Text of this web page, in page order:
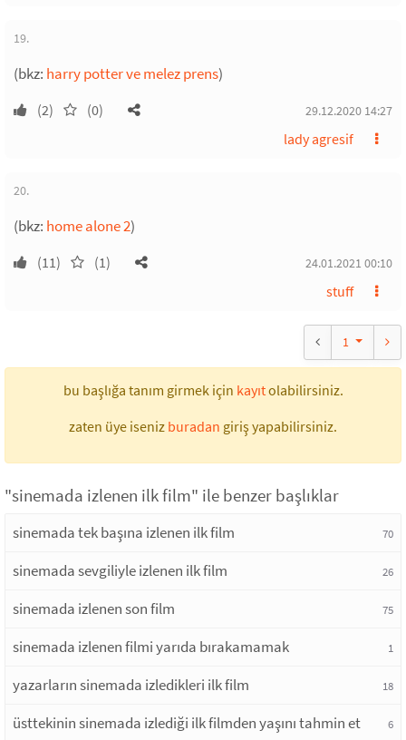
19.
(bkz: harry potter ve melez prens)
(2) (0) 29.12.2020 14:27
lady agresif
20.
(bkz: home alone 2)
(11) (1) 24.01.2021 00:10
stuff
1
bu başlığa tanım girmek için kayıtolabilirsiniz.
zaten üye iseniz buradan giriş yapabilirsiniz.
"sinemada izlenen ilk film" ile benzer başlıklar
sinemada tek başına izlenen ilk film 70
sinemada sevgiliyle izlenen ilk film 26
sinemada izlenen son film 75
sinemada izlenen filmi yarıda bırakamamak 1
yazarların sinemada izledikleri ilk film 18
üsttekinin sinemada izlediği ilk filmden yaşını tahmin et 6